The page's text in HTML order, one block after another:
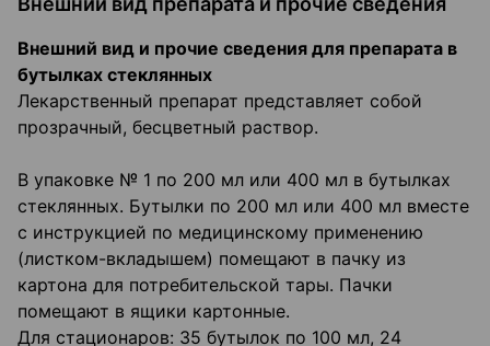
Внешний вид и прочие сведения для препарата в
бутылках стеклянных
Лекарственный препарат представляет собой
прозрачный, бесцветный раствор.
В упаковке № 1 по 200 мл или 400 мл в бутылках
стеклянных. Бутылки по 200 мл или 400 мл вместе
с инструкцией по медицинскому применению
(листком-вкладышем) помещают в пачку из
картона для потребительской тары. Пачки
помещают в ящики картонные.
Для стационаров: 35 бутылок по 100 мл, 24